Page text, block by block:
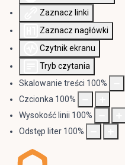
Zaznacz linki
Zaznacz nagłówki
Czytnik ekranu
Tryb czytania
Skalowanie treści 100%
Czcionka 100%
Wysokość linii 100%
Odstęp liter 100%